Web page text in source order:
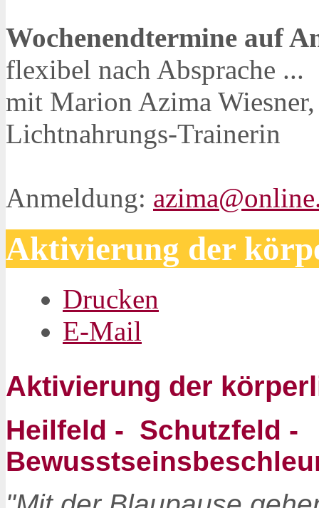
Wochenendtermine auf
flexibel nach Absprache ...
mit Marion Azima
Lichtnahrungs-Trainerin
Anmeldung:
Aktivierung der
Drucken
E-Mail
Aktivierung der
Heilfeld - Schutzfeld -